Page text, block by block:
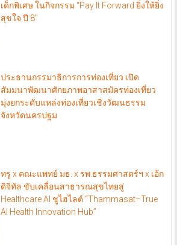
เด็กพิเศษ ในกิจกรรม “Pay It Forward ยิ่งให้ยิ่ง
สุขใจ ปี 8”
ประธานกรรมาธิการการท่องเที่ยว เปิด
สัมมนาพัฒนาศักยภาพอาสาสมัครท่องเที่ยว
มุ่งยกระดับแหล่งท่องเที่ยวเชิงวัฒนธรรม
จังหวัดนครปฐม
ทรู x คณะแพทย์ มธ. x รพ.ธรรมศาสตร์ฯ x เอ้ก
ดิจิทัล ขับเคลื่อนสาธารณสุขไทยสู่
Healthcare AI ชูไฮไลต์ “Thammasat–True
AI Health Innovation Hub”